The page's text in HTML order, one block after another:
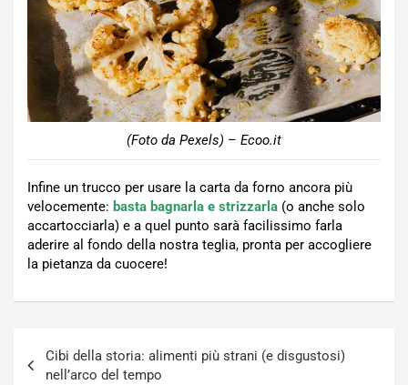
(Foto da Pexels) – Ecoo.it
Infine un trucco per usare la carta da forno ancora più
velocemente: basta bagnarla e strizzarla (o anche solo
accartocciarla) e a quel punto sarà facilissimo farla
aderire al fondo della nostra teglia, pronta per accogliere
la pietanza da cuocere!
articoli
Cibi della storia: alimenti più strani (e disgustosi)
nell’arco del tempo